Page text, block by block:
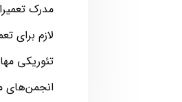
مدرک
لازم برای
تئوریکی
انجمن‌های